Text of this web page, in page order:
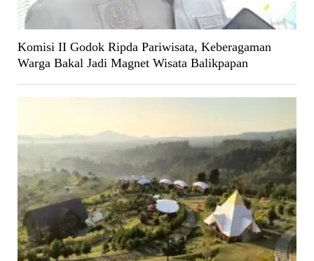
Komisi II Godok Ripda Pariwisata, Keberagaman
Warga Bakal Jadi Magnet Wisata Balikpapan